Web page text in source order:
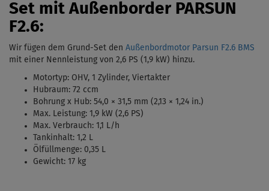
Set mit Außenborder PARSUN
F2.6:
Wir fügen dem Grund-Set den Außenbordmotor Parsun F2.6 BMS
mit einer Nennleistung von 2,6 PS (1,9 kW) hinzu.
Motortyp: OHV, 1 Zylinder, Viertakter
Hubraum: 72 ccm
Bohrung x Hub: 54,0 × 31,5 mm (2,13 × 1,24 in.)
Max. Leistung: 1,9 kW (2,6 PS)
Max. Verbrauch: 1,1 L/h
Tankinhalt: 1,2 L
Ölfüllmenge: 0,35 L
Gewicht: 17 kg